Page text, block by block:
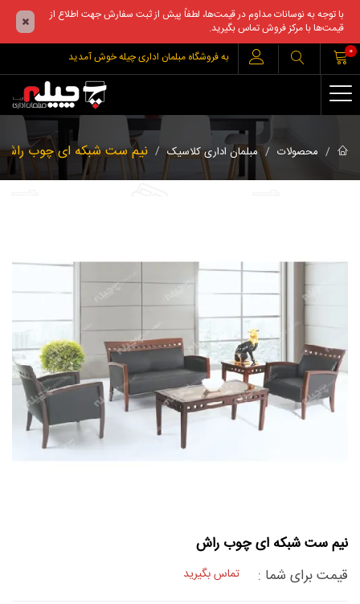
با توجه به نوسانات مداوم در قیمت‌ها، لطفاً پیش از ثبت سفارش جهت اطلاع از
قیمت‌ها با مرکز فروش تماس بگیرید.
به فروشگاه مبلمان اداری چیله خوش آمدید
0
محصولات مبلمان اداری کلاسیک نیم ست شبکه ای چوب راش
نیم ست شبکه ای چوب راش
قیمت برای شما :
تماس بگیرید